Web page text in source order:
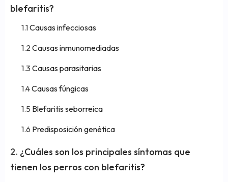
blefaritis?
Causas infecciosas
Causas inmunomediadas
Causas parasitarias
Causas fúngicas
Blefaritis seborreica
Predisposición genética
¿Cuáles son los principales síntomas que
tienen los perros con blefaritis?